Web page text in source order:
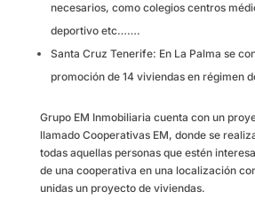
necesarios, como colegios centros
deportivo etc…….
Santa Cruz Tenerife: En La Palma se
promoción de 14 viviendas en régimen
Grupo EM Inmobiliaria cuenta con un
llamado Cooperativas EM, donde se
todas aquellas personas que estén
de una cooperativa en una localización
unidas un proyecto de viviendas.